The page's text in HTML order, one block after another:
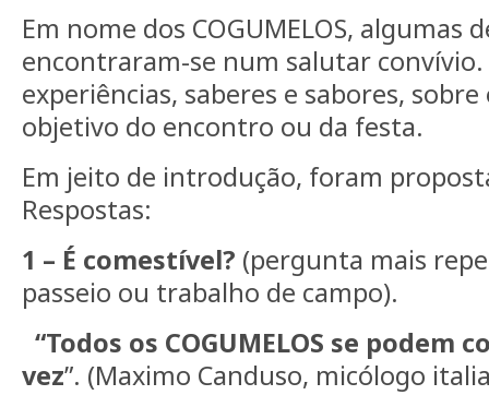
Em nome dos COGUMELOS, algumas
encontraram-se num salutar
experiências, saberes e sabores,
objetivo do encontro ou da festa.
Em jeito de introdução, foram
Respostas:
1 – É comestível? (pergunta mais
passeio ou trabalho de campo).
“Todos os COGUMELOS se podem
vez”. (Maximo Canduso, micólogo